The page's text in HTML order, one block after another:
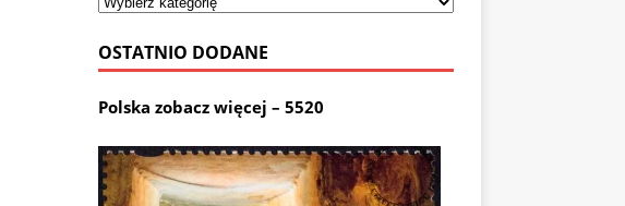
OSTATNIO DODANE
Polska zobacz więcej – 5520